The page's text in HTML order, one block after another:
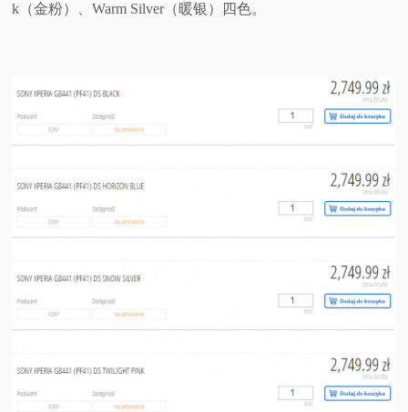
k（金粉）、Warm Silver（暖银）四色。